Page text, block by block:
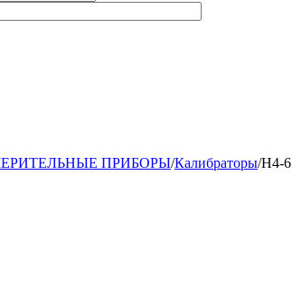
ПРИБОРЫ/Калибраторы/Н4-6